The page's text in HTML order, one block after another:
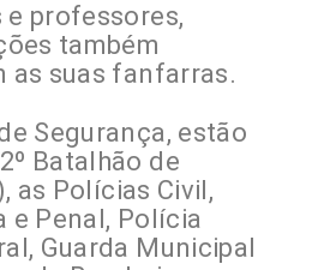
professores,
também
as suas fanfarras.
Segurança, estão
Batalhão de
as Polícias Civil,
e Penal, Polícia
Guarda Municipal